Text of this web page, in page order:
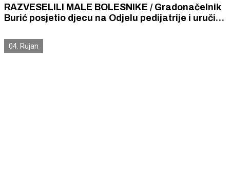
RAZVESELILI MALE BOLESNIKE / Gradonačelnik
Burić posjetio djecu na Odjelu pedijatrije i uručio
04. Rujan